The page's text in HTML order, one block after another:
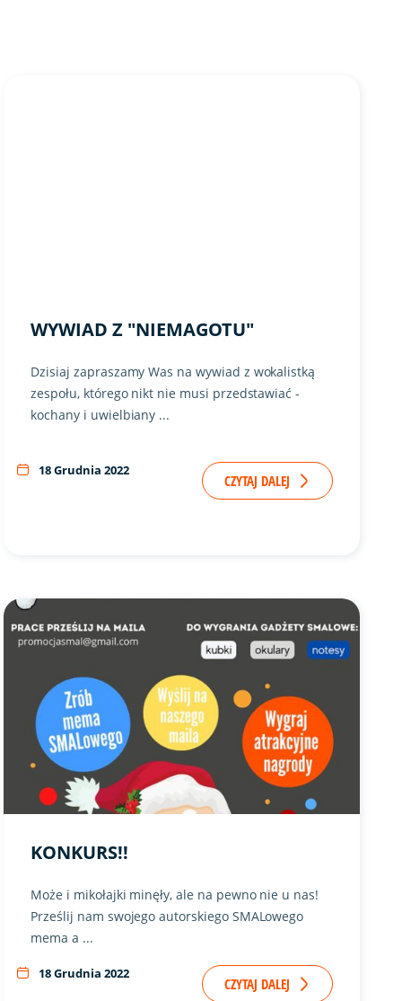
WYWIAD Z "NIEMAGOTU"
Dzisiaj zapraszamy Was na wywiad z wokalistką
zespołu, którego nikt nie musi przedstawiać -
kochany i uwielbiany ...
18 Grudnia 2022
CZYTAJ DALEJ
Link do artykułu "Konkurs!!" ze zdjęciem w tle
KONKURS!!
Może i mikołajki minęły, ale na pewno nie u nas!
Prześlij nam swojego autorskiego SMALowego
mema a ...
18 Grudnia 2022
CZYTAJ DALEJ